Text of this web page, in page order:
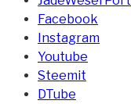
Facebook
Instagram
Youtube
Steemit
DTube